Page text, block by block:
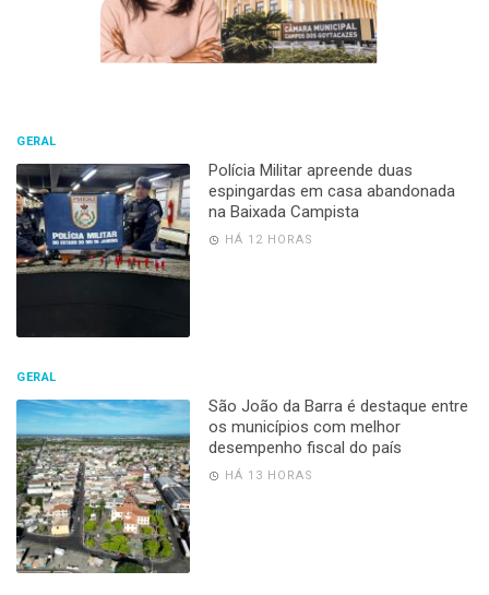
GERAL
Polícia Militar apreende duas
espingardas em casa abandonada
na Baixada Campista
HÁ 12 HORAS
GERAL
São João da Barra é destaque entre
os municípios com melhor
desempenho fiscal do país
HÁ 13 HORAS